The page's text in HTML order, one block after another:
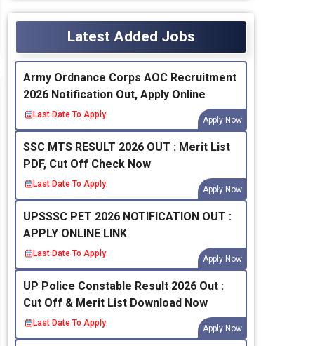
Latest Added Jobs
Army Ordnance Corps AOC Recruitment
2026 Notification Out, Apply Online
Last Date To Apply:
Apply Now
SSC MTS RESULT 2026 OUT : Merit List
PDF, Cut Off Check Now
Last Date To Apply:
Apply Now
UPSSSC PET 2026 NOTIFICATION OUT :
APPLY ONLINE LINK
Last Date To Apply:
Apply Now
UP Police Constable Result 2026 Out :
Cut Off & Merit List Download Now
Last Date To Apply:
Apply Now